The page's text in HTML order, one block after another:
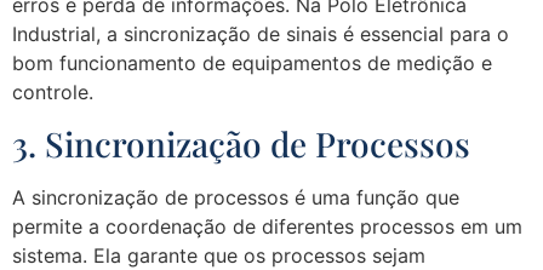
Industrial, a sincronização de sinais é essencial para o
bom funcionamento de equipamentos de medição e
controle.
3. Sincronização de Processos
A sincronização de processos é uma função que
permite a coordenação de diferentes processos em um
sistema. Ela garante que os processos sejam